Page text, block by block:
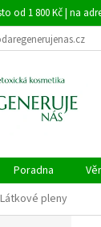
od 1 800 Kč | na
Poradna
Látkové pleny